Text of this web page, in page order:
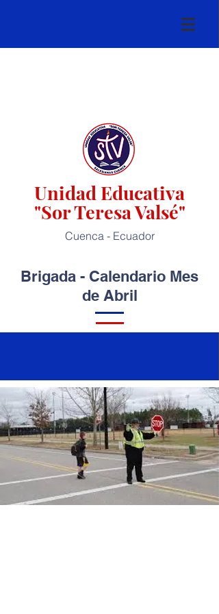
Unidad Educativa
"Sor Teresa Valsé"
Cuenca - Ecuador
Brigada - Calendario Mes
de Abril